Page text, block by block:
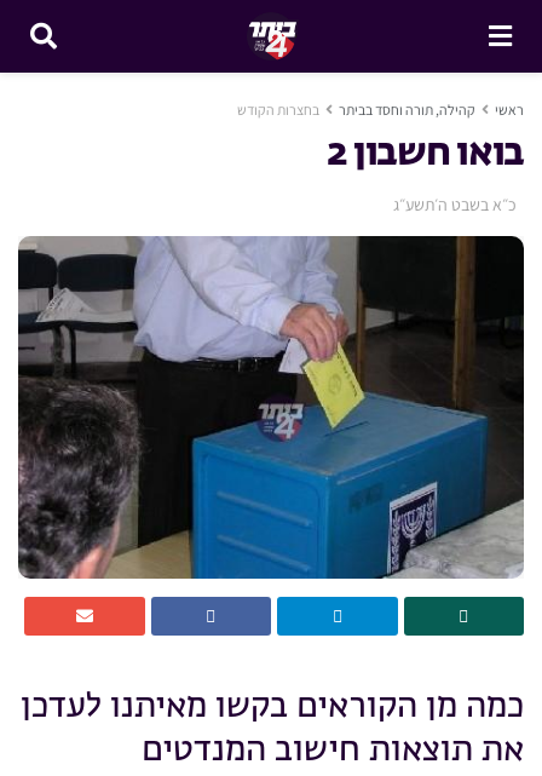
ראשי קהילה, תורה וחסד בביתר בחצרות הקודש
בואו חשבון 2
כ״א בשבט ה׳תשע״ג
כמה מן הקוראים בקשו מאיתנו לעדכן
את תוצאות חישוב המנדטים